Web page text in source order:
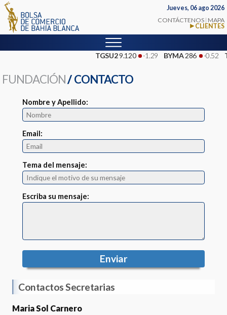
Jueves, 06 ago 2026
CONTÁCTENOS | MAPA
CLIENTES
TGSU29.120 -1.29 BYMA286 -0.52
FUNDACIÓN/CONTACTO
Nombre y Apellido:
Email:
Tema del mensaje:
Escriba su mensaje:
Enviar
Contactos Secretarias
Maria Sol Carnero